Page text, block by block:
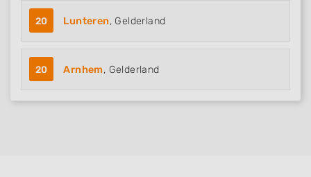
20 Lunteren, Gelderland
20 Arnhem, Gelderland